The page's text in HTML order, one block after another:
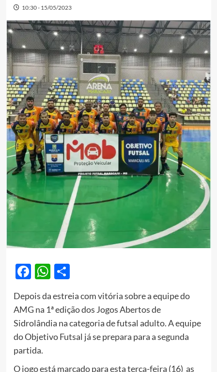
10:30 - 15/05/2023
Facebook
WhatsApp
Share
Depois da estreia com vitória sobre a equipe do
AMG na 1ª edição dos Jogos Abertos de
Sidrolândia na categoria de futsal adulto. A equipe
do Objetivo Futsal já se prepara para a segunda
partida.
O jogo está marcado para esta terça-feira (16) as